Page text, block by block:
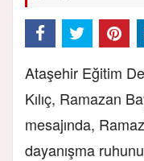
Ataşehir Eğitim
Kılıç, Ramazan
mesajında,
dayanışma